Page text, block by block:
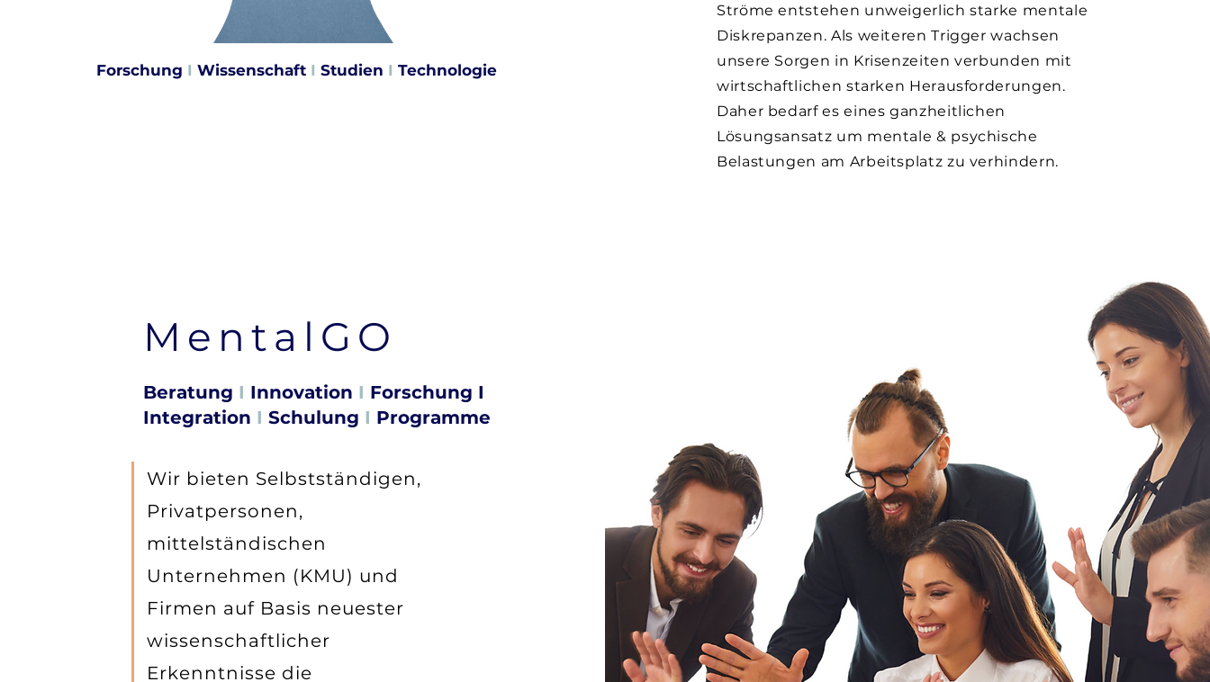
Forschung I Wissenschaft I Studien I Technologie
Ströme entstehen unweigerlich starke mentale
Diskrepanzen. Als weiteren Trigger wachsen
unsere Sorgen in Krisenzeiten verbunden mit
wirtschaftlichen starken Herausforderungen.
Daher bedarf es eines ganzheitlichen
Lösungsansatz um mentale & psychische
Belastungen am Arbeitsplatz zu verhindern.
MentalGO
Beratung I Innovation I Forschung I
Integration I Schulung I Programme
Wir bieten Selbstständigen,
Privatpersonen,
mittelständischen
Unternehmen (KMU) und
Firmen auf Basis neuester
wissenschaftlicher
Erkenntnisse die